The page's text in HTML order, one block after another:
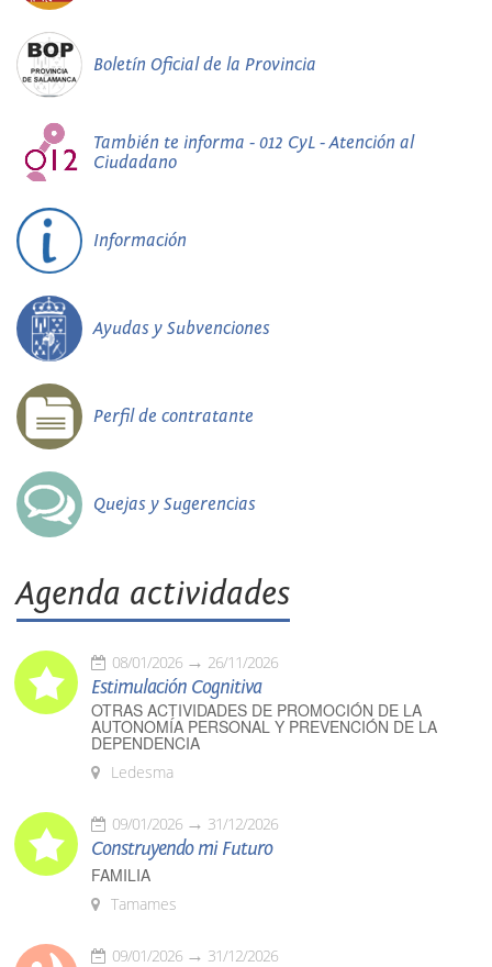
Boletín Oficial de la Provincia
También te informa - 012 CyL - Atención al
Ciudadano
Información
Ayudas y Subvenciones
Perfil de contratante
Quejas y Sugerencias
Agenda actividades
08/01/2026 26/11/2026
Estimulación Cognitiva
OTRAS ACTIVIDADES DE PROMOCIÓN DE LA
AUTONOMÍA PERSONAL Y PREVENCIÓN DE LA
DEPENDENCIA
Ledesma
09/01/2026 31/12/2026
Construyendo mi Futuro
FAMILIA
Tamames
09/01/2026 31/12/2026